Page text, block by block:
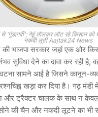
से 'गुंडागर्दी'; गेहूं तौलकर लौट रहे किसान
नकदी लूटी Aajtak24 News
भाजपा सरकार जहां एक ओर
सुविधा देने का दावा कर रही है,
सामने आई है जिसने कानून-
खड़ा कर दिया है। गढ़
और ट्रैक्टर चालक के साथ न केवल
की चैन और नकदी लूटने का भी